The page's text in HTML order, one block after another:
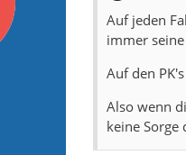
Auf jeden
immer
Auf den
Also wenn
keine Sorge